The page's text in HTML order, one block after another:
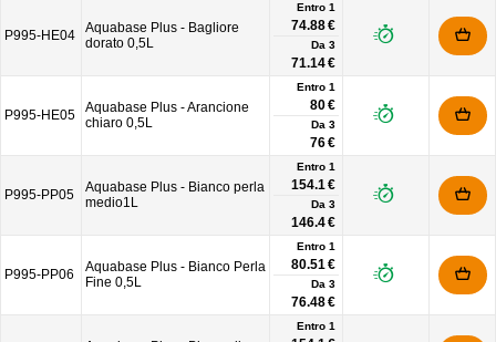
P995-HE04
Aquabase Plus - Bagliore
dorato 0,5L
Entro 1
74.88 €
Da 3
71.14 €
P995-HE05
Aquabase Plus - Arancione
chiaro 0,5L
Entro 1
80 €
Da 3
76 €
P995-PP05
Aquabase Plus - Bianco perla
medio1L
Entro 1
154.1 €
Da 3
146.4 €
P995-PP06
Aquabase Plus - Bianco Perla
Fine 0,5L
Entro 1
80.51 €
Da 3
76.48 €
Entro 1